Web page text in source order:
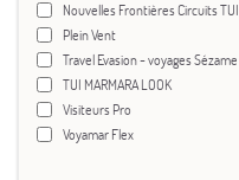
Nouvelles Frontières Circuits TUI
Plein Vent
Travel Evasion - voyages Sézame
TUI MARMARA LOOK
Visiteurs Pro
Voyamar Flex